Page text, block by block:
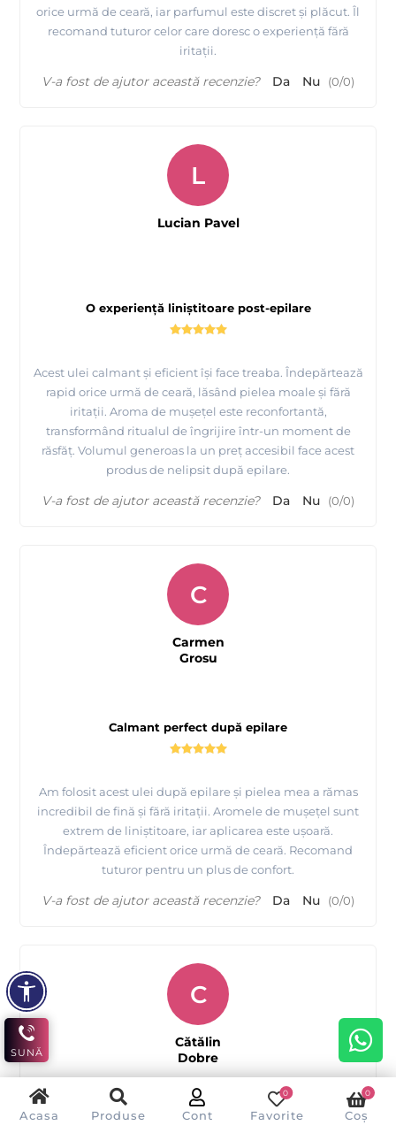
Acasa Produse Cont Favorite
0
Coș
0
orice urmă de ceară, iar parfumul este discret și plăcut. Îl
recomand tuturor celor care doresc o experiență fără
iritații.
V-a fost de ajutor această recenzie? Da Nu (0/0)
O experiență liniștitoare post-epilare
Acest ulei calmant și eficient își face treaba. Îndepărtează
rapid orice urmă de ceară, lăsând pielea moale și fără
iritații. Aroma de mușețel este reconfortantă,
transformând ritualul de îngrijire într-un moment de
răsfăț. Volumul generoas la un preț accesibil face acest
produs de nelipsit după epilare.
L
Lucian Pavel
V-a fost de ajutor această recenzie? Da Nu (0/0)
Calmant perfect după epilare
Am folosit acest ulei după epilare și pielea mea a rămas
incredibil de fină și fără iritații. Aromele de mușețel sunt
extrem de liniștitoare, iar aplicarea este ușoară.
Îndepărtează eficient orice urmă de ceară. Recomand
tuturor pentru un plus de confort.
C
Carmen
Grosu
V-a fost de ajutor această recenzie? Da Nu (0/0)
C
Cătălin
Dobre
SUNĂ